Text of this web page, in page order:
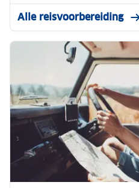
Alle reisvoorbereiding